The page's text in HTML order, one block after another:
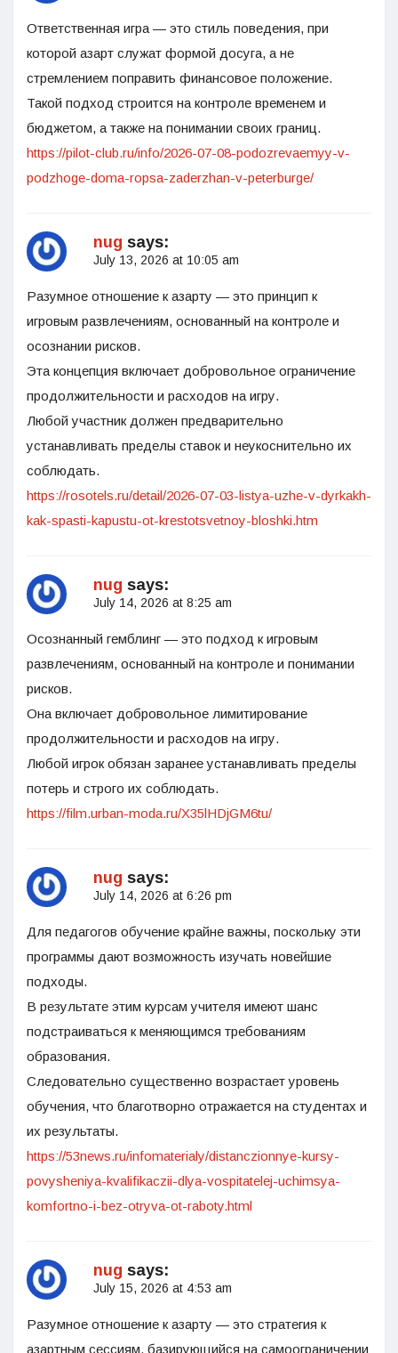
Ответственная игра — это стиль поведения, при
которой азарт служат формой досуга, а не
стремлением поправить финансовое положение.
Такой подход строится на контроле временем и
бюджетом, а также на понимании своих границ.
https://pilot-club.ru/info/2026-07-08-podozrevaemyy-v-
podzhoge-doma-ropsa-zaderzhan-v-peterburge/
nug says:
July 13, 2026 at 10:05 am
Разумное отношение к азарту — это принцип к
игровым развлечениям, основанный на контроле и
осознании рисков.
Эта концепция включает добровольное ограничение
продолжительности и расходов на игру.
Любой участник должен предварительно
устанавливать пределы ставок и неукоснительно их
соблюдать.
https://rosotels.ru/detail/2026-07-03-listya-uzhe-v-dyrkakh-
kak-spasti-kapustu-ot-krestotsvetnoy-bloshki.htm
nug says:
July 14, 2026 at 8:25 am
Осознанный гемблинг — это подход к игровым
развлечениям, основанный на контроле и понимании
рисков.
Она включает добровольное лимитирование
продолжительности и расходов на игру.
Любой игрок обязан заранее устанавливать пределы
потерь и строго их соблюдать.
https://film.urban-moda.ru/X35lHDjGM6tu/
nug says:
July 14, 2026 at 6:26 pm
Для педагогов обучение крайне важны, поскольку эти
программы дают возможность изучать новейшие
подходы.
В результате этим курсам учителя имеют шанс
подстраиваться к меняющимся требованиям
образования.
Следовательно существенно возрастает уровень
обучения, что благотворно отражается на студентах и
их результаты.
https://53news.ru/infomaterialy/distanczionnye-kursy-
povysheniya-kvalifikaczii-dlya-vospitatelej-uchimsya-
komfortno-i-bez-otryva-ot-raboty.html
nug says:
July 15, 2026 at 4:53 am
Разумное отношение к азарту — это стратегия к
азартным сессиям, базирующийся на самоограничении